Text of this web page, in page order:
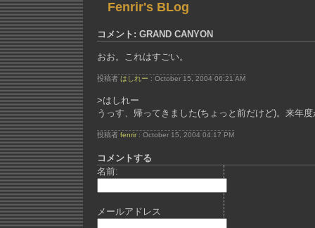
Fenrir's BLog
コメント: GRAND CANYON
おお。これはすごい。
投稿者 はしれー : October 15, 2004 06:21 AM
>はしれー
うっす、帰ってきました(ちょっと前だけど)。来年
投稿者 fenrir: October 15, 2004 04:17 PM
コメントする
名前:
メールアドレス